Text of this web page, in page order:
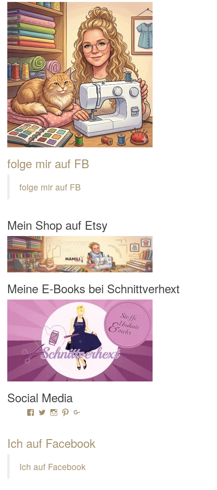
folge mir auf FB
folge mir auf FB
Mein Shop auf Etsy
Meine E-Books bei Schnittverhext
Social Media
Profil von Mamili1910 auf Facebook anzeigen
Profil von Mamili1910 auf Twitter anzeigen
Profil von Mamili1910 auf Instagram anzeigen
Profil von Mamili1910 auf Pinterest anzeigen
Ich auf Facebook
Ich auf Facebook